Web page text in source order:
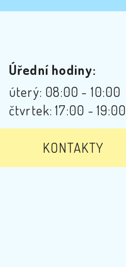
Úřední hodiny:
úterý: 08:00 - 10:00
čtvrtek: 17:00 - 19:00
KONTAKTY